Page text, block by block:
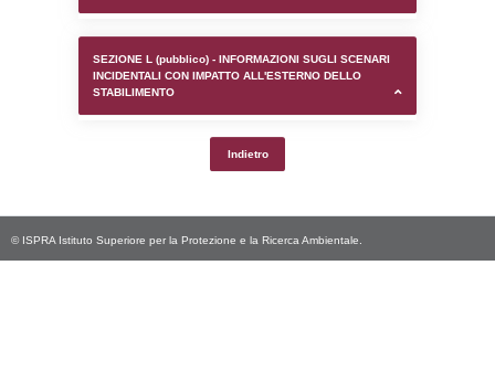
SEZIONE F (pubblico) - DESCRIZIONE
SEZIONE H (pubblico) - DESCRIZIONE
STABILIMENTO E RIEPILOGO SOSTANZE